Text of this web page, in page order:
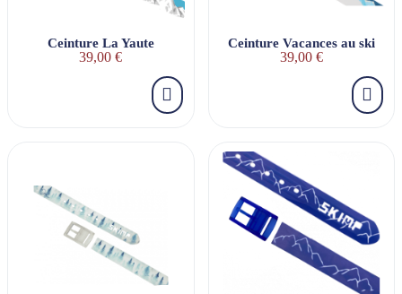
Ceinture La Yaute
39,00 €
Ceinture Vacances au ski
39,00 €